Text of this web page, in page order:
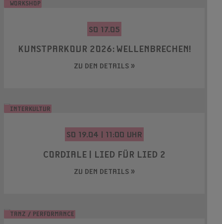
WORKSHOP
SO 17.05
KUNSTPARKOUR 2026: WELLENBRECHEN!
ZU DEN DETAILS »
INTERKULTUR
SO 19.04 | 11:00 UHR
CORDIALE | LIED FÜR LIED 2
ZU DEN DETAILS »
TANZ / PERFORMANCE